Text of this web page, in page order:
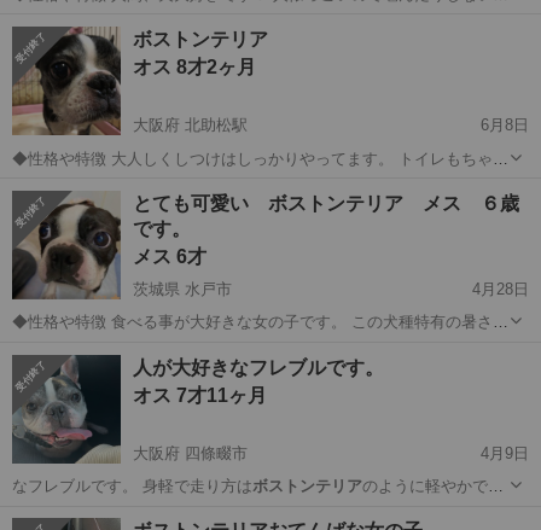
ていて赤ちゃんと犬の生活が 厳しい為新しい家族として可愛がってく
れる 里親さん募集し...
愛知 刈谷市
ボストンテリア
オス 8才2ヶ月
大阪府 北助松駅
6月8日
◆性格や特徴 大人しくしつけはしっかりやってます。 トイレもちゃん
なったため里親さん、募集してます
大阪 和泉市 北助松駅 その他
とても可愛い ボストンテリア メス ６歳
です。
メス 6才
茨城県 水戸市
4月28日
◆性格や特徴 食べる事が大好きな女の子です。 この犬種特有の暑さ寒
アレルギーが出てしまい同じ空間で生活ができなくなり泣く泣く投稿
しました。 ◆健康状態 良好...
茨城 水戸市 犬 ボストンテリア
人が大好きなフレブルです。
オス 7才11ヶ月
大阪府 四條畷市
4月9日
なフレブルです。 身軽で走り方はボストンテリアのように軽やかで散
大阪 四條畷市